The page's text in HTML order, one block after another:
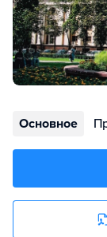
Основное